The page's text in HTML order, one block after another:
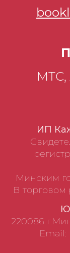
ИП
Минским
В торговом
220086
МТС,